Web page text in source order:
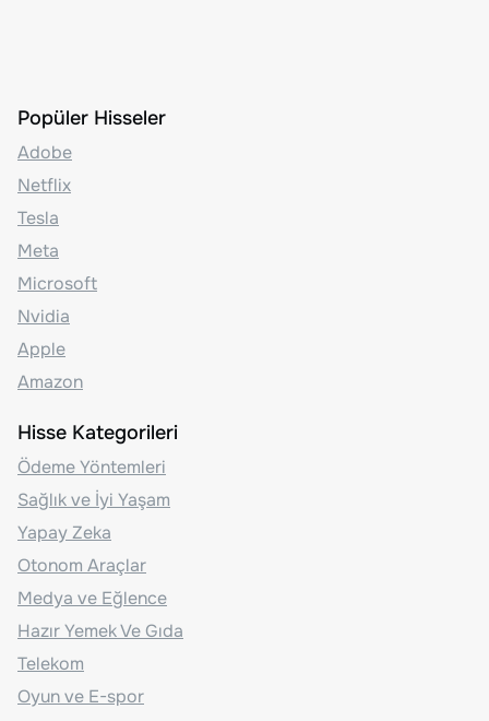
Popüler Hisseler
Adobe
Netflix
Tesla
Meta
Microsoft
Nvidia
Apple
Amazon
Hisse Kategorileri
Ödeme Yöntemleri
Sağlık ve İyi Yaşam
Yapay Zeka
Otonom Araçlar
Medya ve Eğlence
Hazır Yemek Ve Gıda
Telekom
Oyun ve E-spor